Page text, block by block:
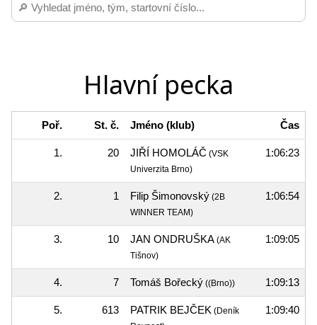
Hlavní pecka
Poř. St. č. Jméno (klub) Čas
1. 20 JIŘÍ HOMOLÁČ (VSK
Univerzita Brno)
1:06:23
2. 1 Filip Šimonovský (2B
WINNER TEAM)
1:06:54
3. 10 JAN ONDRUŠKA (AK
Tišnov)
1:09:05
4. 7 Tomáš Bořecký ((Brno)) 1:09:13
5. 613 PATRIK BEJČEK (Deník
1:09:40